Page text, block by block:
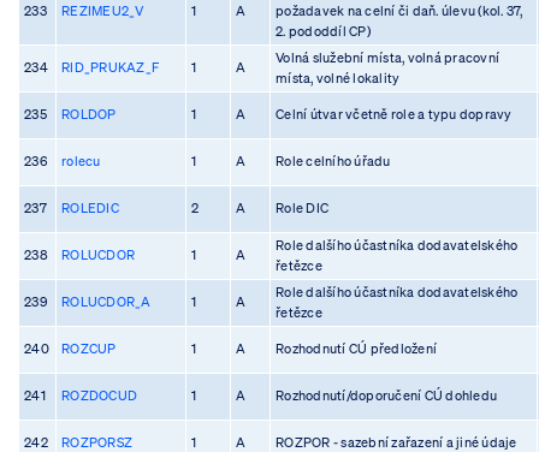
233 REZIMEU2_V 1 A
požadavek na celní či daň. úlevu (kol. 37,
2. pododdíl CP)
234 RID_PRUKAZ_F 1 A
Volná služební místa, volná pracovní
místa, volné lokality
235 ROLDOP 1 A Celní útvar včetně role a typu dopravy
236 rolecu 1 A Role celního úřadu
237 ROLEDIC 2 A Role DIC
238 ROLUCDOR 1 A
Role dalšího účastníka dodavatelského
řetězce
239 ROLUCDOR_A 1 A
Role dalšího účastníka dodavatelského
řetězce
240 ROZCUP 1 A Rozhodnutí CÚ předložení
241 ROZDOCUD 1 A Rozhodnutí/doporučení CÚ dohledu
242 ROZPORSZ 1 A ROZPOR - sazební zařazení a jiné údaje